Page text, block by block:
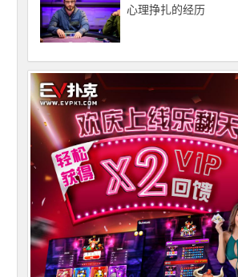
心理挣扎的经历